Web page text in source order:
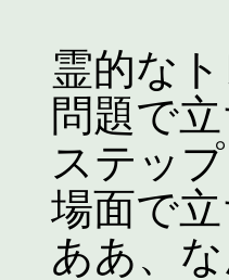
霊的な
問題で
ステッ
場面で
ああ、